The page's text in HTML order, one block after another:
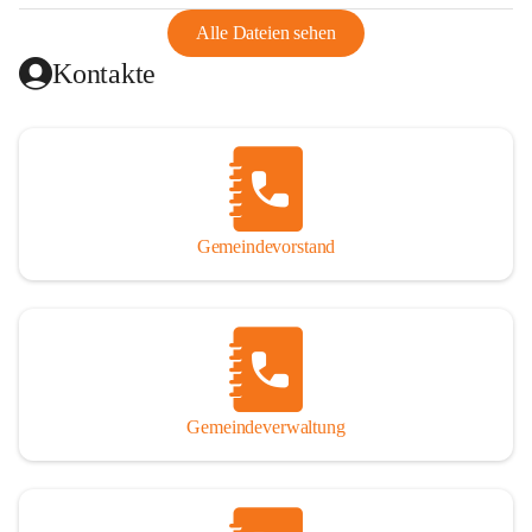
Aus diesem Grund war die Bevölkerung dazu gezwungen,
Schmuggel zu betreiben. Es kam oft zu nächtlichen
Überfällen und Schießereien. Erst mit dem Anschluss des
wirtschaftlich ging es bergauf. Dieser Aufschwung endete
1926. Es folgten Arbeitslosigkeit, Preissteigerung und
Unanbringlichkeit von Produkten. Daher wurde der
Anschluss an das Deutsche Reich begrüßt. Als der Zweite
Weltkrieg ausbrach, schwang die Stimmung um. Es starben
26 Männer an der Front, weitere 16 werden vermisst.
Von 1971 bis 1991 gehörte Wörterberg zur Gemeinde
Ollersdorf. Durch den Einsatz von mehreren Ortsansässigen
wurde Wörterberg 1991 wieder eine eigenständige
Die Gemeinde liegt im Südburgenland im Nordwesten des
Alle Dateien sehen
Kontakte
Gemeindevorstand
Gemeindeverwaltung